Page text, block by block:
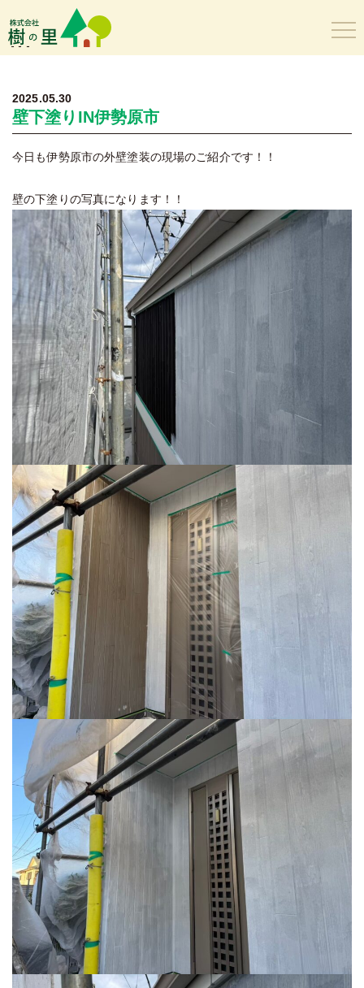
樹の里
2025.05.30
壁下塗りIN伊勢原市
今日も伊勢原市の外壁塗装の現場のご紹介です！！
壁の下塗りの写真になります！！